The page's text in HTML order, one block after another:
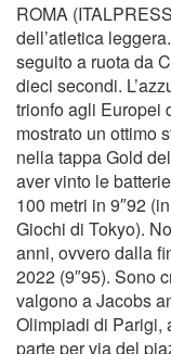
ROMA
dell’atletica
seguito a ruota da
dieci secondi.
trionfo agli Europei
mostrato un ottimo
nella tappa Gold
aver vinto le
100 metri in 9″92
Giochi di Tokyo).
anni, ovvero dalla
2022 (9″95). Sono
valgono a Jacobs
Olimpiadi di Parigi,
parte per via del